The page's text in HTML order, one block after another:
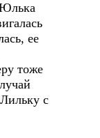
Юлька
ее
тоже
с